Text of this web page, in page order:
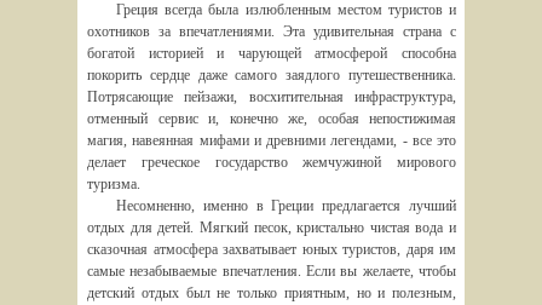
Греция всегда была излюбленным местом туристов и
охотников за впечатлениями. Эта удивительная страна с
богатой историей и чарующей атмосферой способна
покорить сердце даже самого заядлого путешественника.
Потрясающие пейзажи, восхитительная инфраструктура,
отменный сервис и, конечно же, особая непостижимая
магия, навеянная мифами и древними легендами, - все это
делает греческое государство жемчужиной мирового
туризма.
Несомненно, именно в Греции предлагается лучший
отдых для детей. Мягкий песок, кристально чистая вода и
сказочная атмосфера захватывает юных туристов, даря им
самые незабываемые впечатления. Если вы желаете, чтобы
детский отдых был не только приятным, но и полезным,